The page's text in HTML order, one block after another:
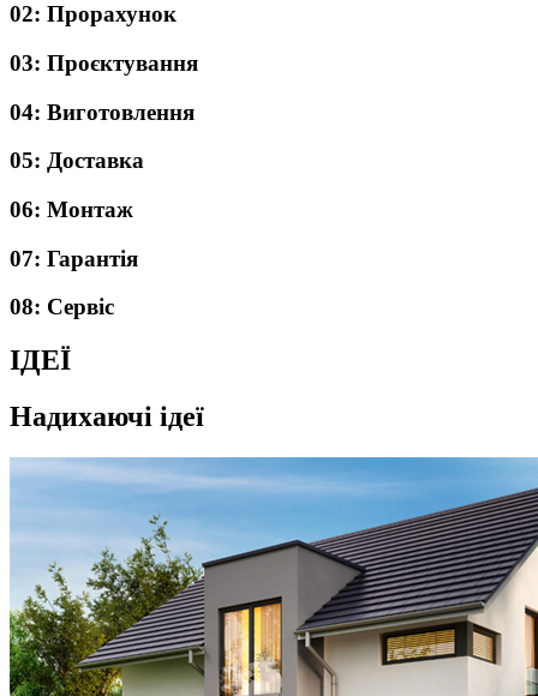
02: Прорахунок
03: Проєктування
04: Виготовлення
05: Доставка
06: Монтаж
07: Гарантія
08: Сервіс
ІДЕЇ
Надихаючі ідеї